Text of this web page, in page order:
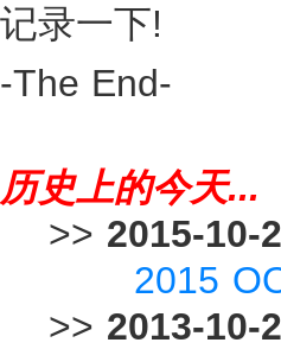
记录一下!
-The End-
历史上的今天...
>> 2015-10-
2015
>> 2013-10-